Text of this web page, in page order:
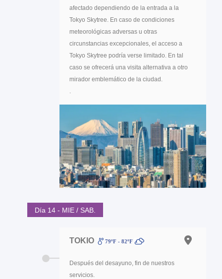
afectado dependiendo de la entrada a la
Tokyo Skytree. En caso de condiciones
meteorológicas adversas u otras
circunstancias excepcionales, el acceso a
Tokyo Skytree podría verse limitado. En tal
caso se ofrecerá una visita alternativa a otro
mirador emblemático de la ciudad.
Día 14 - MIE / SAB.
TOKIO 79ºF - 82ºF
Después del desayuno, fin de nuestros
servicios.